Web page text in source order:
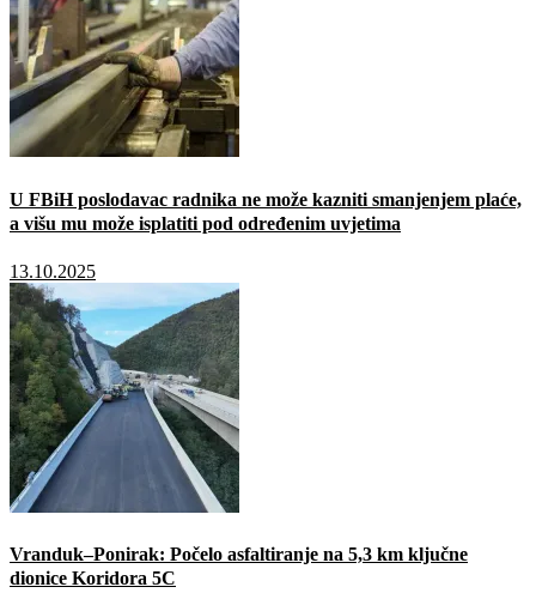
U FBiH poslodavac radnika ne može kazniti smanjenjem plaće,
a višu mu može isplatiti pod određenim uvjetima
13.10.2025
Vranduk–Ponirak: Počelo asfaltiranje na 5,3 km ključne
dionice Koridora 5C